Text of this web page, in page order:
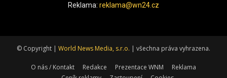
Reklama: reklama@wn24.cz
© Copyright | World News Media, s.r.o. | všechna práva vyhrazena.
O nás / Kontakt Redakce Prezentace WNM
Reklama